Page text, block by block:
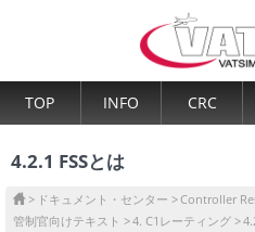
TOP INFO CRC
4.2.1 FSSとは
ドキュメント・センター
Controller
管制官向けテキスト
4. C1レーティング